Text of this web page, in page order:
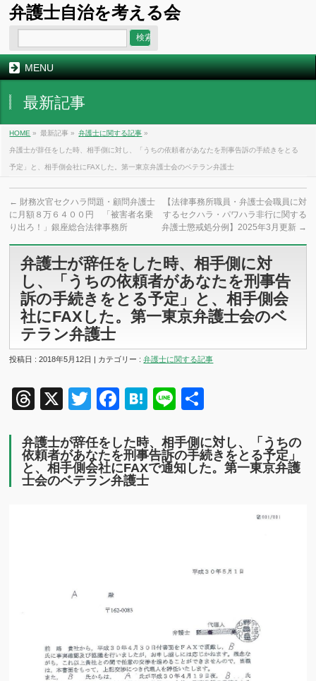
弁護士自治を考える会
MENU
最新記事
HOME » 最新記事 » 弁護士に関する記事 »
弁護士が辞任をした時、相手側に対し、「うちの依頼者があなたを刑事告訴の手続きをとる
予定」と、相手側会社にFAXした。第一東京弁護士会のベテラン弁護士
← 財務次官セクハラ問題・顧問弁護士
に月額８万６４００円 「被害者名乗
り出ろ！」銀座総合法律事務所
【法律事務所職員・弁護士会職員に対
するセクハラ・パワハラ非行に関する
弁護士懲戒処分例】2025年3月更新 →
弁護士が辞任をした時、相手側に対
し、「うちの依頼者があなたを刑事告
訴の手続きをとる予定」と、相手側会
社にFAXした。第一東京弁護士会のベ
テラン弁護士
投稿日 : 2018年5月12日 | カテゴリー :弁護士に関する記事
Threads
X TwitterFacebook
Hatena
Line
弁護士が辞任をした時、相手側に対し、「うちの
依頼者があなたを刑事告訴の手続きをとる予定」
と、相手側会社にFAXで通知した。第一東京弁護
士会のベテラン弁護士